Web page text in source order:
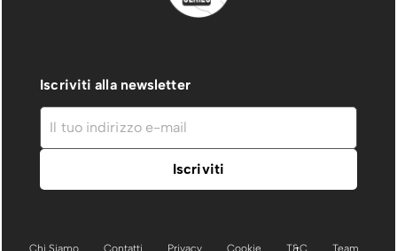
Iscriviti alla newsletter
Chi Siamo Contatti Privacy Cookie T&C Team